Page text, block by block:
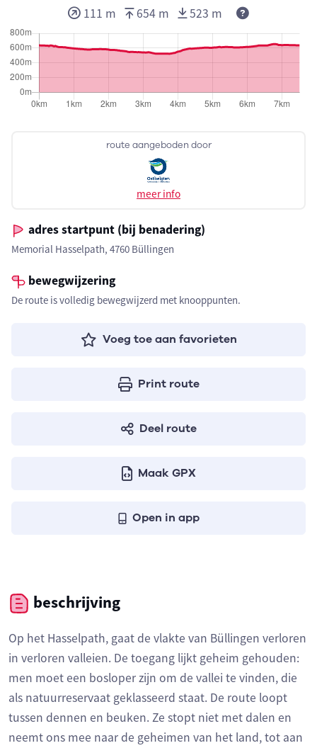
route aangeboden door
meer info
adres startpunt (bij benadering)
Memorial Hasselpath, 4760 Büllingen
bewegwijzering
De route is volledig bewegwijzerd met knooppunten.
Voeg toe aan favorieten
Print route
Deel route
Maak GPX
Open in app
111 m 654 m 523 m
beschrijving
Op het Hasselpath, gaat de vlakte van Büllingen verloren
in verloren valleien. De toegang lijkt geheim gehouden:
men moet een bosloper zijn om de vallei te vinden, die
als natuurreservaat geklasseerd staat. De route loopt
tussen dennen en beuken. Ze stopt niet met dalen en
neemt ons mee naar de geheimen van het land, tot aan